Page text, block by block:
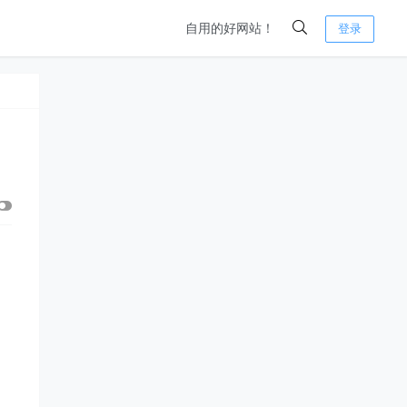
自用的好网站！ 登录